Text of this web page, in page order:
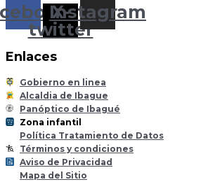
X-
twitter
Instagram
Enlaces
Gobierno en linea
Alcaldia de Ibague
Panóptico de Ibagué
Zona infantil
Política Tratamiento de Datos
Términos y condiciones
Aviso de Privacidad
Mapa del Sitio